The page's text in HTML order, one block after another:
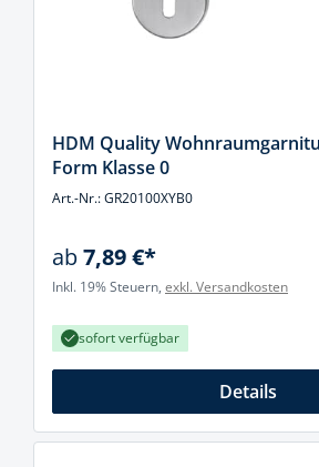
HDM Quality
Form Klasse 0
Art.-Nr.: GR20100XYB0
ab7,89 €*
Inkl. 19% Steuern, exkl. Versandkosten
sofort verfügbar
Details